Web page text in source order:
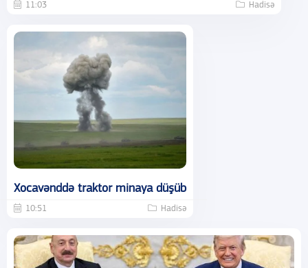
11:03 Hadisə
Xocavənddə traktor minaya düşüb
10:51 Hadisə